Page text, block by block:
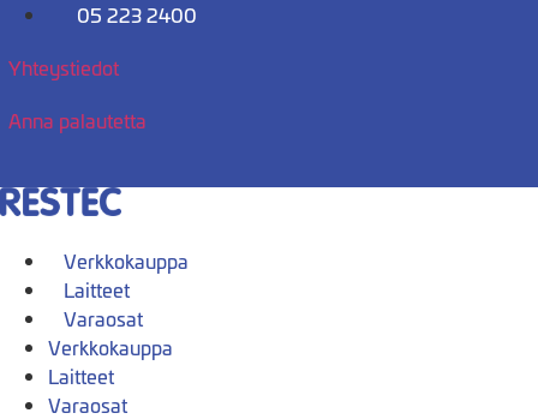
Mene
05 223 2400
Yhteystiedot
Anna palautetta
Verkkokauppa
Laitteet
Varaosat
Verkkokauppa
Laitteet
Varaosat